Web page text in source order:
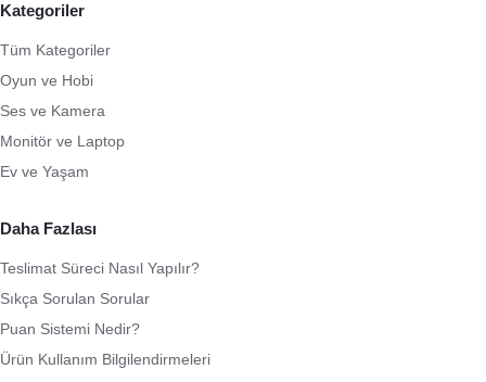
Kategoriler
Tüm Kategoriler
Oyun ve Hobi
Ses ve Kamera
Monitör ve Laptop
Ev ve Yaşam
Daha Fazlası
Teslimat Süreci Nasıl Yapılır?
Sıkça Sorulan Sorular
Puan Sistemi Nedir?
Ürün Kullanım Bilgilendirmeleri